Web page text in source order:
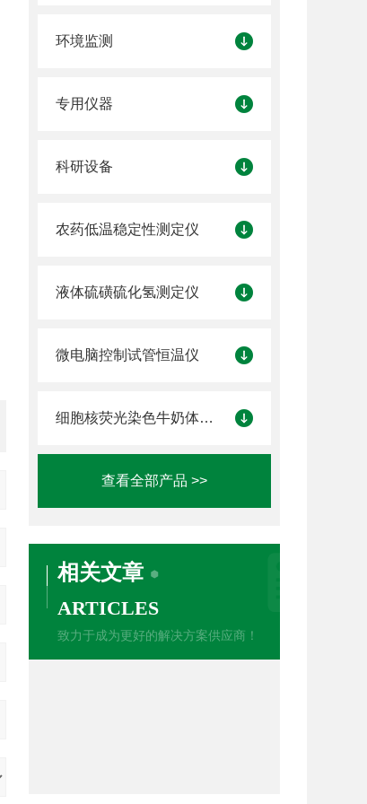
环境监测
专用仪器
科研设备
农药低温稳定性测定仪
液体硫磺硫化氢测定仪
微电脑控制试管恒温仪
细胞核荧光染色牛奶体细胞计数仪
查看全部产品 >>
相关文章
ARTICLES
致力于成为更好的解决方案供应商！